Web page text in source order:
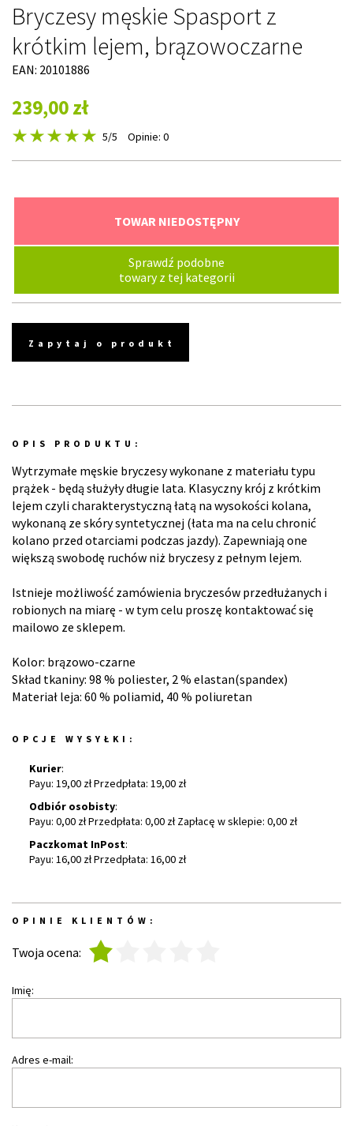
Bryczesy męskie Spasport z
krótkim lejem, brązowoczarne
EAN: 20101886
239,00 zł
5/5 Opinie: 0
TOWAR NIEDOSTĘPNY
Sprawdź podobne
towary z tej kategorii
Zapytaj o produkt
OPIS PRODUKTU:
Wytrzymałe męskie bryczesy wykonane z materiału typu
prążek - będą służyły długie lata. Klasyczny krój z krótkim
lejem czyli charakterystyczną łatą na wysokości kolana,
wykonaną ze skóry syntetycznej (łata ma na celu chronić
kolano przed otarciami podczas jazdy). Zapewniają one
większą swobodę ruchów niż bryczesy z pełnym lejem.
Istnieje możliwość zamówienia bryczesów przedłużanych i
robionych na miarę - w tym celu proszę kontaktować się
mailowo ze sklepem.
Kolor: brązowo-czarne
Skład tkaniny: 98 % poliester, 2 % elastan(spandex)
Materiał leja: 60 % poliamid, 40 % poliuretan
OPCJE WYSYŁKI:
Kurier:
Payu: 19,00 zł Przedpłata: 19,00 zł
Odbiór osobisty:
Payu: 0,00 zł Przedpłata: 0,00 zł Zapłacę w sklepie: 0,00 zł
Paczkomat InPost:
Payu: 16,00 zł Przedpłata: 16,00 zł
OPINIE KLIENTÓW:
Twoja ocena:
Imię:
Adres e-mail: